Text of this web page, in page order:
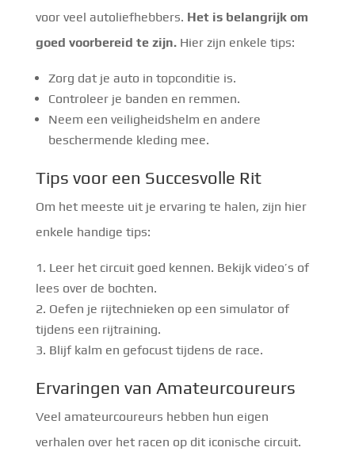
voor veel autoliefhebbers. Het is belangrijk om
goed voorbereid te zijn.Hier zijn enkele tips:
Zorg dat je auto in topconditie is.
Controleer je banden en remmen.
Neem een veiligheidshelm en andere
beschermende kleding mee.
Tips voor een Succesvolle Rit
Om het meeste uit je ervaring te halen, zijn hier
enkele handige tips:
Leer het circuit goed kennen. Bekijk video’s of
lees over de bochten.
Oefen je rijtechnieken op een simulator of
tijdens een rijtraining.
Blijf kalm en gefocust tijdens de race.
Ervaringen van Amateurcoureurs
Veel amateurcoureurs hebben hun eigen
verhalen over het racen op dit iconische circuit.